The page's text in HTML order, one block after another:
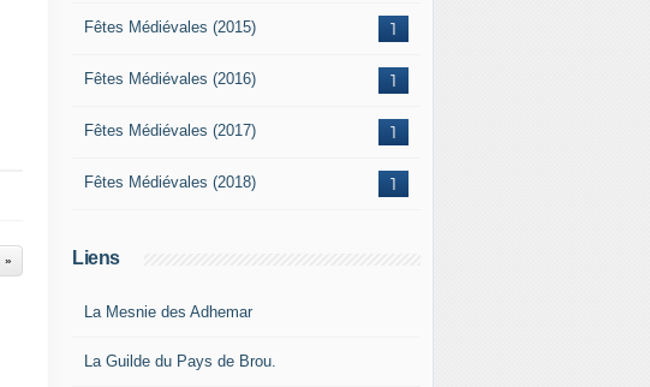
1
Fêtes Médiévales (2015)
1
Fêtes Médiévales (2016)
1
Fêtes Médiévales (2017)
1
Fêtes Médiévales (2018)
Liens
La Mesnie des Adhemar
La Guilde du Pays de Brou.